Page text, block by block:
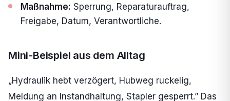
Maßnahme: Sperrung, Reparaturauftrag,
Freigabe, Datum, Verantwortliche.
Mini-Beispiel aus dem Alltag
„Hydraulik hebt verzögert, Hubweg ruckelig,
Meldung an Instandhaltung, Stapler gesperrt.” Das